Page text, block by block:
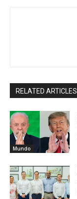
RELATED ARTICLES
Mundo